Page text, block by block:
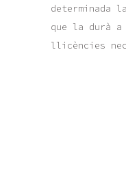
determinada
que la durà a
llicències